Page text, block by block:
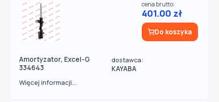
Amortyzator, Excel-G
334643
dostawca:
KAYABA
cena brutto:
401.00 zł
Do koszyka
Więcej informacji...